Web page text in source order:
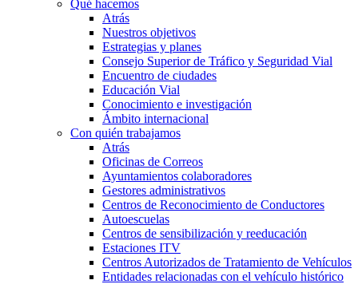
Qué hacemos
Atrás
Nuestros objetivos
Estrategias y planes
Consejo Superior de Tráfico y Seguridad Vial
Encuentro de ciudades
Educación Vial
Conocimiento e investigación
Ámbito internacional
Con quién trabajamos
Atrás
Oficinas de Correos
Ayuntamientos colaboradores
Gestores administrativos
Centros de Reconocimiento de Conductores
Autoescuelas
Centros de sensibilización y reeducación
Estaciones ITV
Centros Autorizados de Tratamiento de Vehículos
Entidades relacionadas con el vehículo histórico